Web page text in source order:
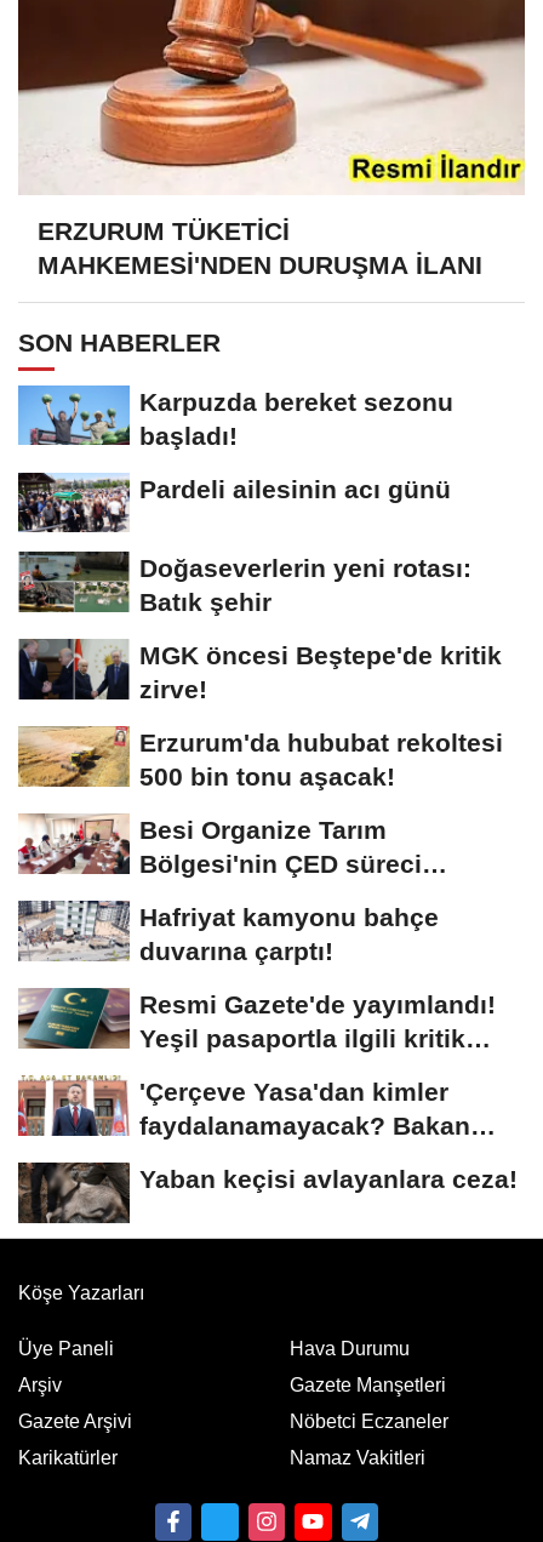
ERZURUM TÜKETİCİ
MAHKEMESİ'NDEN DURUŞMA İLANI
SON HABERLER
Karpuzda bereket sezonu
başladı!
Pardeli ailesinin acı günü
Doğaseverlerin yeni rotası:
Batık şehir
MGK öncesi Beştepe'de kritik
zirve!
Erzurum'da hububat rekoltesi
500 bin tonu aşacak!
Besi Organize Tarım
Bölgesi'nin ÇED süreci
Hafriyat kamyonu bahçe
duvarına çarptı!
Resmi Gazete'de yayımlandı!
Yeşil pasaportla ilgili kritik
'Çerçeve Yasa'dan kimler
faydalanamayacak? Bakan
Yaban keçisi avlayanlara ceza!
Köşe Yazarları
Üye Paneli
Arşiv
Gazete Arşivi
Karikatürler
Hava Durumu
Gazete Manşetleri
Nöbetci Eczaneler
Namaz Vakitleri